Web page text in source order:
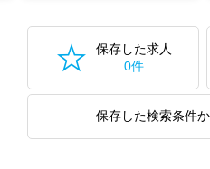
保存した求人
0件
保存した検索条件